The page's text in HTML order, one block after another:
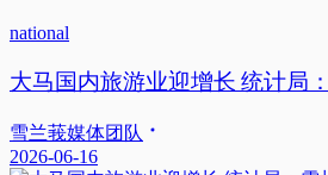
national
大马国内旅游业迎增长 统计局
雪兰莪媒体团队
2026-06-16